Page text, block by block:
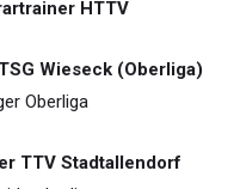
HTTV
Wieseck (Oberliga)
Oberliga
Stadtallendorf